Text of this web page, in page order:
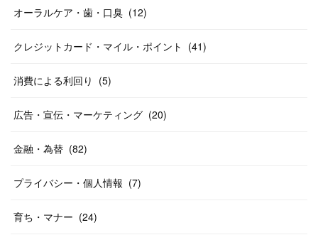
オーラルケア・歯・口臭 (12)
クレジットカード・マイル・ポイント (41)
消費による利回り (5)
広告・宣伝・マーケティング (20)
金融・為替 (82)
プライバシー・個人情報 (7)
育ち・マナー (24)